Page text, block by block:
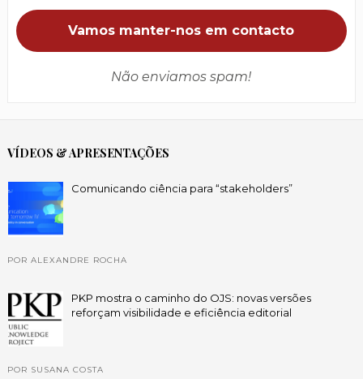
Não enviamos spam!
VÍDEOS & APRESENTAÇÕES
Comunicando ciência para “stakeholders”
POR ALEXANDRE ROCHA
PKP mostra o caminho do OJS: novas versões
reforçam visibilidade e eficiência editorial
POR SUSANA COSTA